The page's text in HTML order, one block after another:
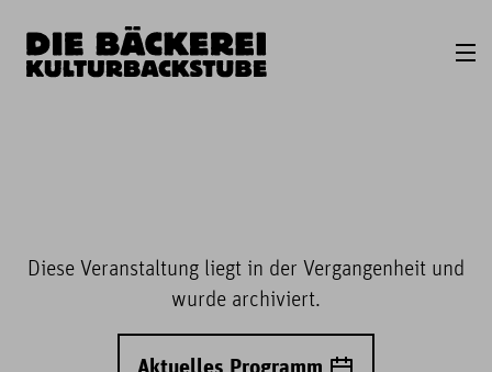
Diese Veranstaltung liegt in der Vergangenheit und
wurde archiviert.